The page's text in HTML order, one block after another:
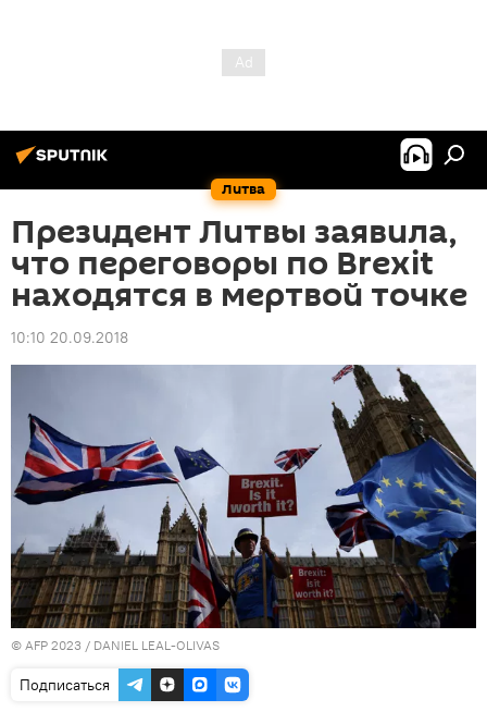
Литва
Президент Литвы заявила,
что переговоры по Brexit
находятся в мертвой точке
10:10 20.09.2018
© AFP 2023 / DANIEL LEAL-OLIVAS
Подписаться